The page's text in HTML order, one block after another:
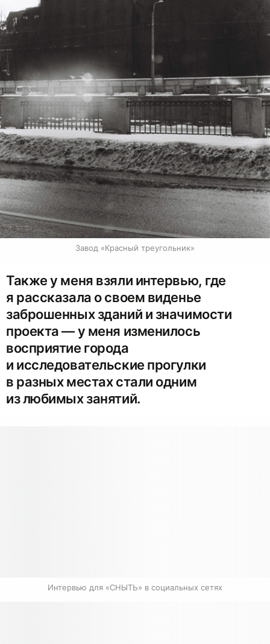
Завод «Красный треугольник»
Также у меня взяли интервью, где
я рассказала о своем виденье
заброшенных зданий и значимости
проекта — у меня изменилось
восприятие города
и исследовательские прогулки
в разных местах стали одним
из любимых занятий.
Интервью для «СНЫТЬ» в социальных сетях